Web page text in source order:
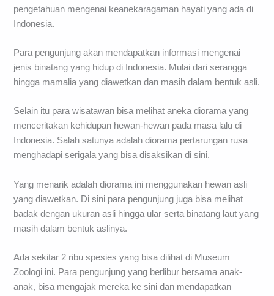
pengetahuan mengenai keanekaragaman hayati yang ada di
Indonesia.
Para pengunjung akan mendapatkan informasi mengenai
jenis binatang yang hidup di Indonesia. Mulai dari serangga
hingga mamalia yang diawetkan dan masih dalam bentuk asli.
Selain itu para wisatawan bisa melihat aneka diorama yang
menceritakan kehidupan hewan-hewan pada masa lalu di
Indonesia. Salah satunya adalah diorama pertarungan rusa
menghadapi serigala yang bisa disaksikan di sini.
Yang menarik adalah diorama ini menggunakan hewan asli
yang diawetkan. Di sini para pengunjung juga bisa melihat
badak dengan ukuran asli hingga ular serta binatang laut yang
masih dalam bentuk aslinya.
Ada sekitar 2 ribu spesies yang bisa dilihat di Museum
Zoologi ini. Para pengunjung yang berlibur bersama anak-
anak, bisa mengajak mereka ke sini dan mendapatkan